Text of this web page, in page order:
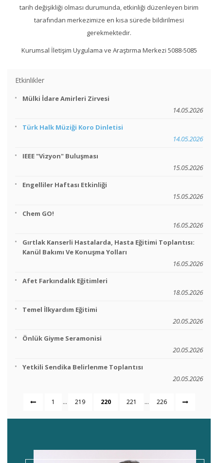
tarih değişikliği olması durumunda, etkinliği düzenleyen birim
tarafından merkezimize en kısa sürede bildirilmesi
gerekmektedir.
Kurumsal İletişim Uygulama ve Araştırma Merkezi 5088-5085
Etkinlikler
Mülki İdare Amirleri Zirvesi
14.05.2026
Türk Halk Müziği Koro Dinletisi
14.05.2026
IEEE "Vizyon" Buluşması
15.05.2026
Engelliler Haftası Etkinliği
15.05.2026
Chem GO!
16.05.2026
Gırtlak Kanserli Hastalarda, Hasta Eğitimi Toplantısı:
Kanül Bakımı Ve Konuşma Yolları
16.05.2026
Afet Farkındalık Eğitimleri
18.05.2026
Temel İlkyardım Eğitimi
20.05.2026
Önlük Giyme Seramonisi
20.05.2026
Yetkili Sendika Belirlenme Toplantısı
20.05.2026
1 ... 219 220 221 ... 226